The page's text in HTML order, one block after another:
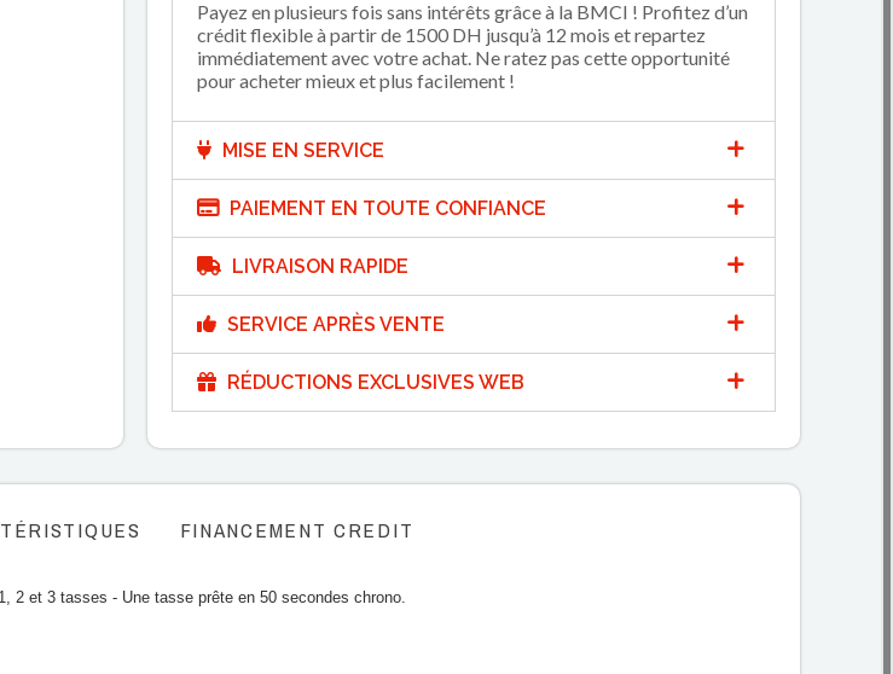
Payez en plusieurs fois sans intérêts grâce à la BMCI ! Profitez d’un
crédit flexible à partir de 1500 DH jusqu’à 12 mois et repartez
immédiatement avec votre achat. Ne ratez pas cette opportunité
pour acheter mieux et plus facilement !
MISE EN SERVICE
PAIEMENT EN TOUTE CONFIANCE
LIVRAISON RAPIDE
SERVICE APRÈS VENTE
RÉDUCTIONS EXCLUSIVES WEB
FINANCEMENT CREDIT
2 et 3 tasses - Une tasse prête en 50 secondes chrono.